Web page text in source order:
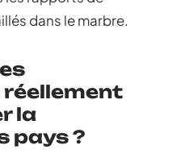
dans le marbre.
la
pays ?